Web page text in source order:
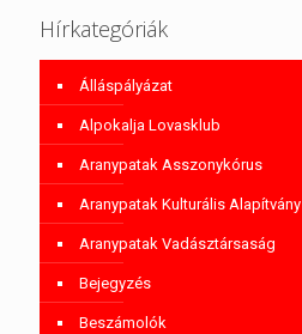
Hírkategóriák
Álláspályázat
Alpokalja Lovasklub
Aranypatak Asszonykórus
Aranypatak Kulturális Alapítvány
Aranypatak Vadásztársaság
Bejegyzés
Beszámolók